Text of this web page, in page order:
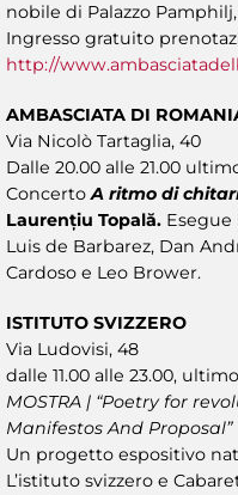
nobile di Palazzo
Ingresso gratuito
http://
AMBASCIATA DI
Via Nicolò Tartaglia, 40
Dalle 20.00 alle 21.00
ConcertoA ritmo di
Laurențiu Topală.
Luis de Barbarez, Dan
Cardoso e Leo Brower.
ISTITUTO SVIZZERO
Via Ludovisi, 48
dalle 11.00 alle 23.00,
MOSTRA | “Poetry for
Manifestos And Proposal”
Un progetto espositivo
L’istituto svizzero e